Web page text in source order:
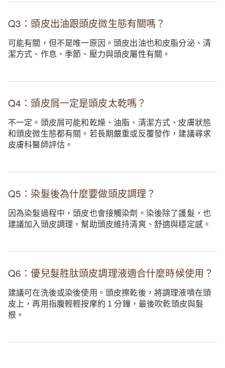
Q3：頭皮出油跟頭皮微生態有關嗎？
可能有關，但不是唯一原因。頭皮出油也和皮脂分泌、清
潔方式、作息、季節、壓力與頭皮屬性有關。
Q4：頭皮屑一定是頭皮太乾嗎？
不一定。頭皮屑可能和乾燥、油脂、清潔方式、皮膚狀態
和頭皮微生態都有關。若長期嚴重或反覆發作，建議尋求
皮膚科醫師評估。
Q5：染髮後為什麼要做頭皮調理？
因為染髮過程中，頭皮也會接觸染劑。染後除了護髮，也
建議加入頭皮調理，幫助頭皮維持清爽、舒適與穩定感。
Q6：優兒髮胜肽頭皮調理液適合什麼時候使用？
建議可在洗後或染後使用。頭皮擦乾後，將調理液噴在頭
皮上，再用指腹輕輕按摩約 1 分鐘，最後吹乾頭皮與髮
根。